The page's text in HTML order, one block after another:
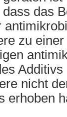
das
zu
nicht
erhoben